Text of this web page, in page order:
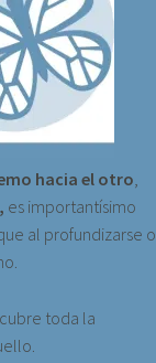
hacia el otro,
es importantísimo
al profundizarse o
cubre toda la